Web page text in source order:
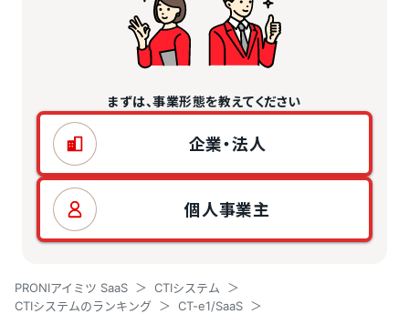
まずは、事業形態を教えてください
企業・法人
個人事業主
PRONIアイミツ SaaS
CTIシステム
CTIシステムのランキング
CT-e1/SaaS